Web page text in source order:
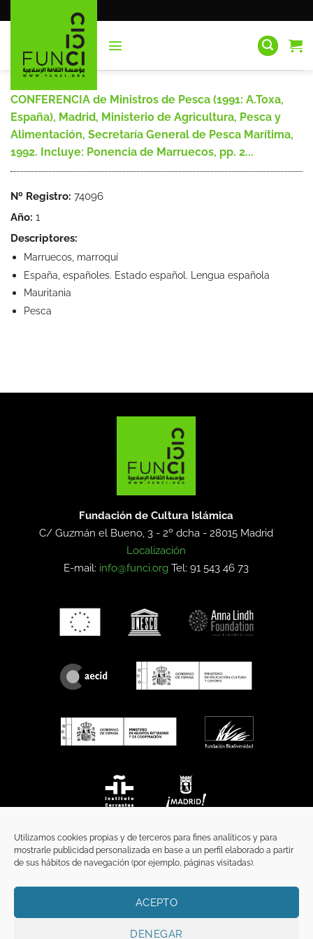
Utilizamos cookies propias y de terceros para fines analíticos y para
mostrarle publicidad personalizada en base a un perfil elaborado a partir
de sus hábitos de navegación (por ejemplo, páginas visitadas).
ACEPTO
DENEGAR
al
CONFERENCIA de Ministros de Pesca (1991: A.Toxa,
España), Madrid, Ministerio de Agricultura, Pesca y
Alimentación, Secretaría General de Pesca Marítima,
1992. Incluye: Ponencia de Marruecos, pp. 2...
Nº Registro: 74096
Año: 1
Descriptores:
Marruecos, marroquí
España, españoles. Estado español. Lengua española
Mauritania
Pesca
Fundación de Cultura Islámica
C/ Guzmán el Bueno, 3 - 2º dcha -28015 Madrid
Localización
E-mail: info@funci.org Tel: 91 543 46 73
TÉRMINOS Y CONDICIONES